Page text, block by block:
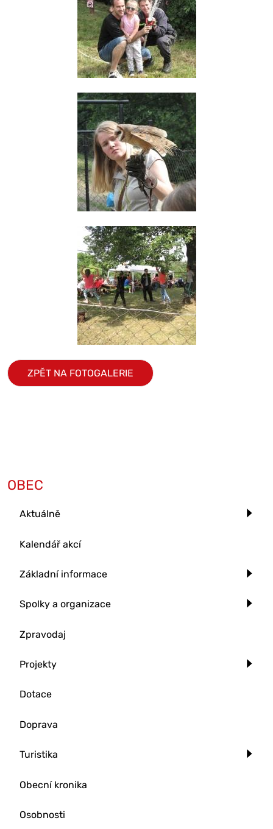
ZPĚT NA FOTOGALERIE
OBEC
Aktuálně
Kalendář akcí
Základní informace
Spolky a organizace
Zpravodaj
Projekty
Dotace
Doprava
Turistika
Obecní kronika
Osobnosti